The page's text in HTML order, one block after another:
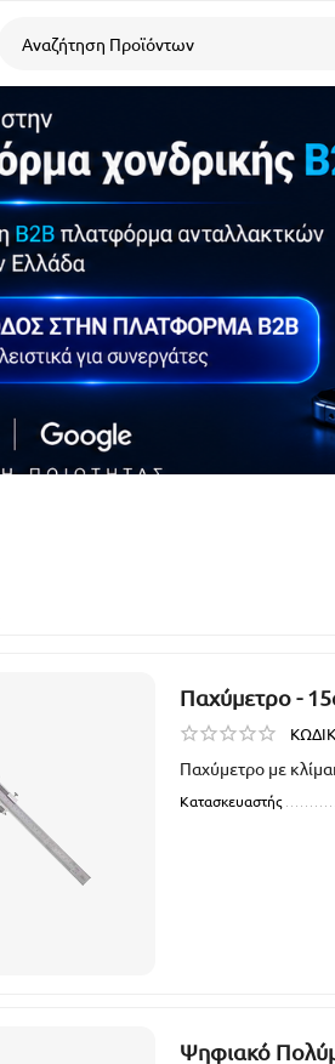
Παχύμετρο -
Παχύμετρο με
Κατασκευαστής
Ψηφιακό